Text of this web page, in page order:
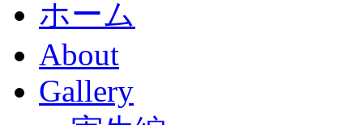
ホーム
About
Gallery